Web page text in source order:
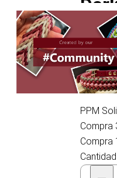
Artículo
IVA
PPM
Compra
Compra
Cantidad